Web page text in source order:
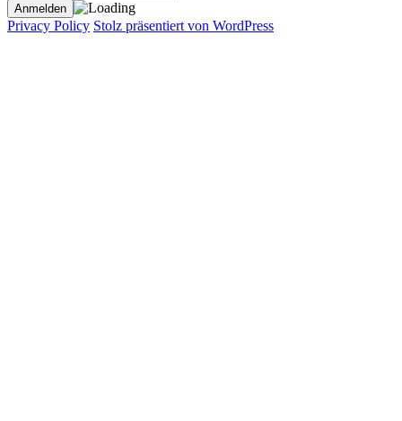
Privacy Policy Stolz präsentiert von WordPress